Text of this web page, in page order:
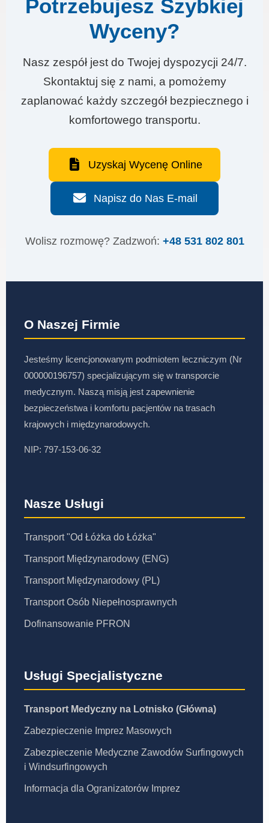
Potrzebujesz Szybkiej
Wyceny?
Nasz zespół jest do Twojej dyspozycji 24/7.
Skontaktuj się z nami, a pomożemy
zaplanować każdy szczegół bezpiecznego i
komfortowego transportu.
Uzyskaj Wycenę Online
Napisz do Nas E-mail
Wolisz rozmowę? Zadzwoń: +48 531 802 801
O Naszej Firmie
Jesteśmy licencjonowanym podmiotem leczniczym (Nr
000000196757) specjalizującym się w transporcie
medycznym. Naszą misją jest zapewnienie
bezpieczeństwa i komfortu pacjentów na trasach
krajowych i międzynarodowych.
NIP: 797-153-06-32
Nasze Usługi
Transport "Od Łóżka do Łóżka"
Transport Międzynarodowy (ENG)
Transport Międzynarodowy (PL)
Transport Osób Niepełnosprawnych
Dofinansowanie PFRON
Usługi Specjalistyczne
Transport Medyczny na Lotnisko (Główna)
Zabezpieczenie Imprez Masowych
Zabezpieczenie Medyczne Zawodów Surfingowych
i Windsurfingowych
Informacja dla Ogranizatorów Imprez